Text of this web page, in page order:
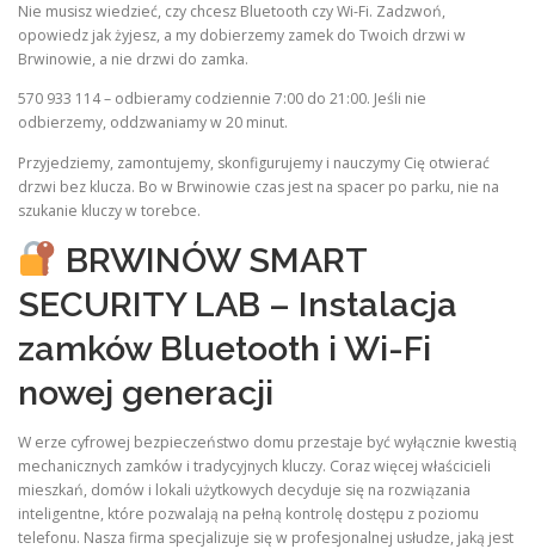
Nie musisz wiedzieć, czy chcesz Bluetooth czy Wi-Fi. Zadzwoń,
opowiedz jak żyjesz, a my dobierzemy zamek do Twoich drzwi w
Brwinowie, a nie drzwi do zamka.
570 933 114 – odbieramy codziennie 7:00 do 21:00. Jeśli nie
odbierzemy, oddzwaniamy w 20 minut.
Przyjedziemy, zamontujemy, skonfigurujemy i nauczymy Cię otwierać
drzwi bez klucza. Bo w Brwinowie czas jest na spacer po parku, nie na
szukanie kluczy w torebce.
BRWINÓW SMART
SECURITY LAB – Instalacja
zamków Bluetooth i Wi-Fi
nowej generacji
W erze cyfrowej bezpieczeństwo domu przestaje być wyłącznie kwestią
mechanicznych zamków i tradycyjnych kluczy. Coraz więcej właścicieli
mieszkań, domów i lokali użytkowych decyduje się na rozwiązania
inteligentne, które pozwalają na pełną kontrolę dostępu z poziomu
telefonu. Nasza firma specjalizuje się w profesjonalnej usłudze, jaką jest